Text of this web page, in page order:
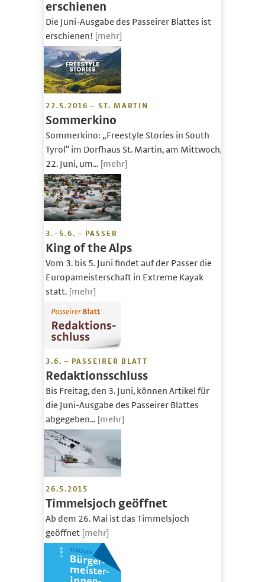
erschienen
Die Juni-Ausgabe des Passeirer Blattes ist
erschienen! [mehr]
22.5.2016 – ST. MARTIN
Sommerkino
Sommerkino: „Freestyle Stories in South
Tyrol“ im Dorfhaus St. Martin, am Mittwoch,
22. Juni, um... [mehr]
3.–5.6. – PASSER
King of the Alps
Vom 3. bis 5. Juni findet auf der Passer die
Europameisterschaft in Extreme Kayak
statt. [mehr]
3.6. – PASSEIRER BLATT
Redaktionsschluss
Bis Freitag, den 3. Juni, können Artikel für
die Juni-Ausgabe des Passeirer Blattes
abgegeben... [mehr]
26.5.2015
Timmelsjoch geöffnet
Ab dem 26. Mai ist das Timmelsjoch
geöffnet [mehr]